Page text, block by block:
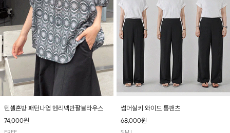
텐셀혼방 패턴나염 헨리넥반팔블라우스
74,000원
썸머실키 와이드 통팬츠
68,000원